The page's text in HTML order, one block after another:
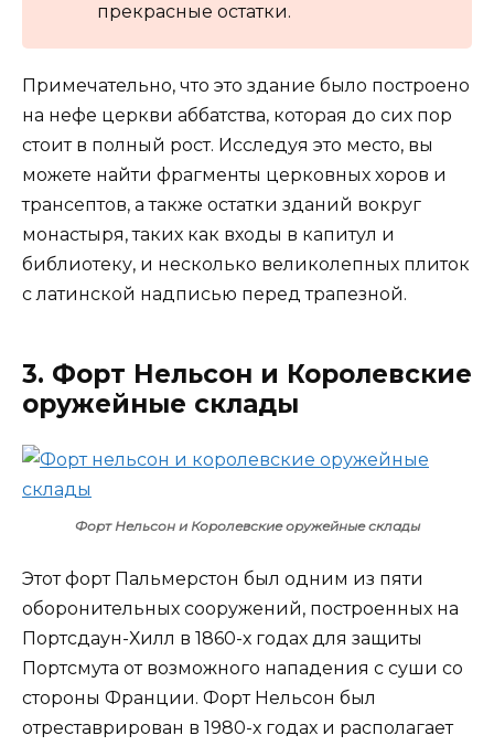
прекрасные остатки.
Примечательно, что это здание было построено
на нефе церкви аббатства, которая до сих пор
стоит в полный рост. Исследуя это место, вы
можете найти фрагменты церковных хоров и
трансептов, а также остатки зданий вокруг
монастыря, таких как входы в капитул и
библиотеку, и несколько великолепных плиток
с латинской надписью перед трапезной.
3. Форт Нельсон и Королевские
оружейные склады
Форт Нельсон и Королевские оружейные склады
Этот форт Пальмерстон был одним из пяти
оборонительных сооружений, построенных на
Портсдаун-Хилл в 1860-х годах для защиты
Портсмута от возможного нападения с суши со
стороны Франции. Форт Нельсон был
отреставрирован в 1980-х годах и располагает